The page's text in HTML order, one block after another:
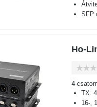
SFP
Ho-
4-
TX:
16-,